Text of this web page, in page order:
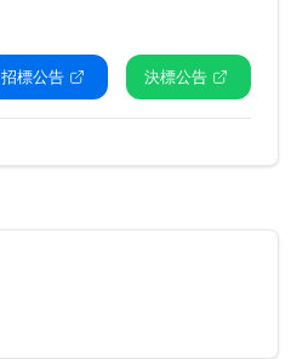
招標公告 決標公告